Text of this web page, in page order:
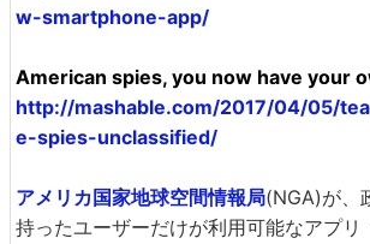
w-smartphone-app/
American spies, you now have your
http://mashable.com/2017/04/05/
e-spies-unclassified/
アメリカ国家地球空間情報局(NGA)が、
持ったユーザーだけが利用可能なアプリ